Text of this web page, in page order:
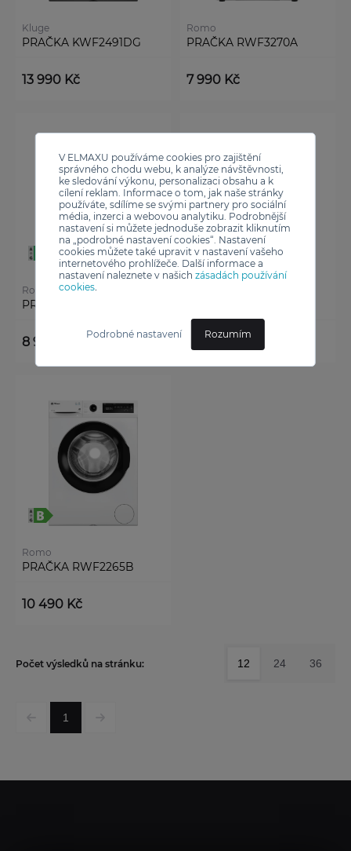
V ELMAXU používáme cookies pro zajištění
správného chodu webu, k analýze návštěvnosti,
ke sledování výkonu, personalizaci obsahu a k
cílení reklam. Informace o tom, jak naše stránky
používáte, sdílíme se svými partnery pro sociální
média, inzerci a webovou analytiku. Podrobnější
nastavení si můžete jednoduše zobrazit kliknutím
na „podrobné nastavení cookies“. Nastavení
cookies můžete také upravit v nastavení vašeho
internetového prohlížeče. Další informace a
nastavení naleznete v našich zásadách používání
cookies.
Podrobné nastavení Rozumím
Kluge
PRAČKA KWF2491DG
13 990 Kč
Romo
PRAČKA RWF3270A
7 990 Kč
Romo
PRAČKA RWF3480A
8 990 Kč 11 990 Kč
Romo
PRAČKA RWF2265B
10 490 Kč
1
Počet výsledků na stránku: 12 24 36